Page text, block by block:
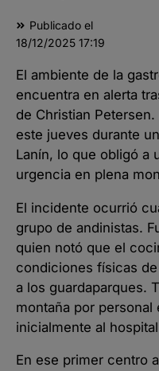
Publicado el
18/12/2025 17:19
El ambiente de la
encuentra en alerta
de Christian
este jueves durante
Lanín, lo que obligó a
urgencia en plena
El incidente ocurrió
grupo de andinistas.
quien notó que el
condiciones físicas
a los guardaparques.
montaña por personal
inicialmente al
En ese primer centro